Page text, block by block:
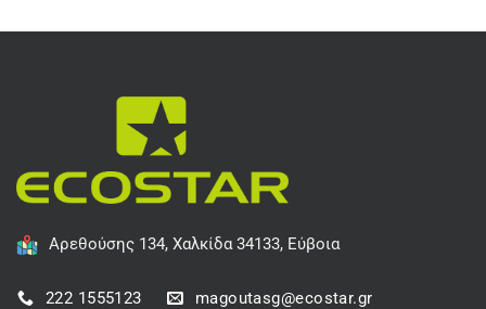
Αρεθούσης 134, Χαλκίδα 34133, Εύβοια
222 1555123 magoutasg@ecostar.gr